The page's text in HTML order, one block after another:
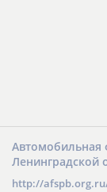
Автомобильная
Ленинградской
http://